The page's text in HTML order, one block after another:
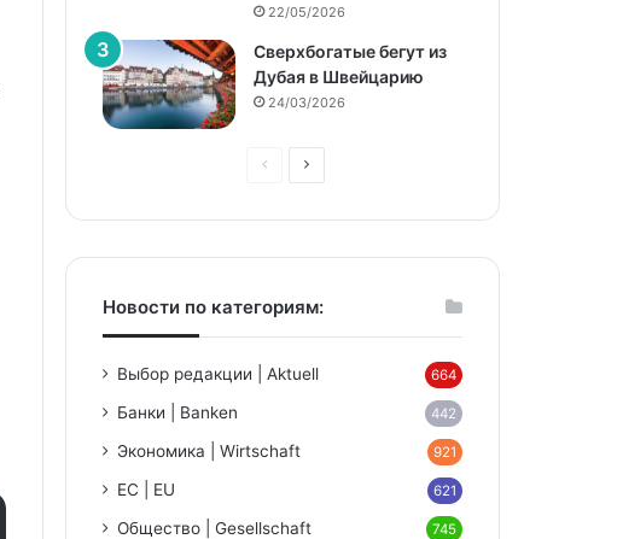
22/05/2026
Сверхбогатые бегут из
Дубая в Швейцарию
24/03/2026
Предыдущая
Следующая
Новости по категориям:
Выбор редакции | Aktuell 664
Банки | Banken 442
Экономика | Wirtschaft 921
ЕС | EU 621
Общество | Gesellschaft 745